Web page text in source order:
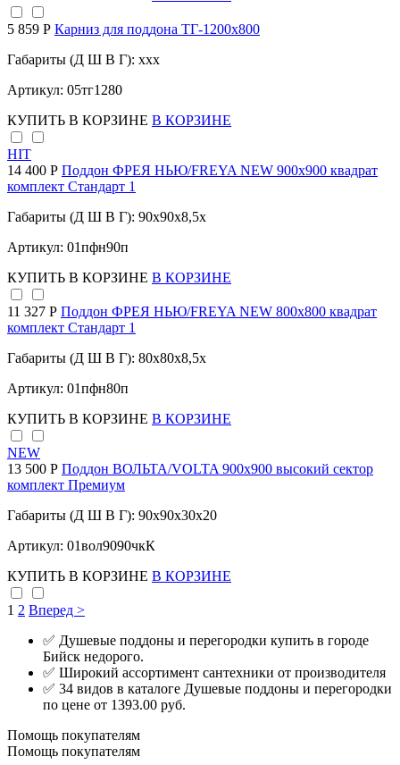
5 859 Р Карниз для поддона TГ-1200х800
Габариты (Д Ш В Г): xxx
Артикул: 05тг1280
КУПИТЬ В КОРЗИНЕ В КОРЗИНЕ
HIT
14 400 Р Поддон ФРЕЯ НЬЮ/FREYA NEW 900х900 квадрат
комплект Стандарт 1
Габариты (Д Ш В Г): 90x90x8,5x
Артикул: 01пфн90п
КУПИТЬ В КОРЗИНЕ В КОРЗИНЕ
11 327 Р Поддон ФРЕЯ НЬЮ/FREYA NEW 800х800 квадрат
комплект Стандарт 1
Габариты (Д Ш В Г): 80x80x8,5x
Артикул: 01пфн80п
КУПИТЬ В КОРЗИНЕ В КОРЗИНЕ
NEW
13 500 Р Поддон ВОЛЬТА/VOLTA 900х900 высокий сектор
комплект Премиум
Габариты (Д Ш В Г): 90x90x30x20
Артикул: 01вол9090чкК
КУПИТЬ В КОРЗИНЕ В КОРЗИНЕ
1 2 Вперед >
✅ Душевые поддоны и перегородки купить в городе
Бийск недорого.
✅ Широкий ассортимент сантехники от производителя
✅ 34 видов в каталоге Душевые поддоны и перегородки
по цене от 1393.00 руб.
Помощь покупателям
Помощь покупателям